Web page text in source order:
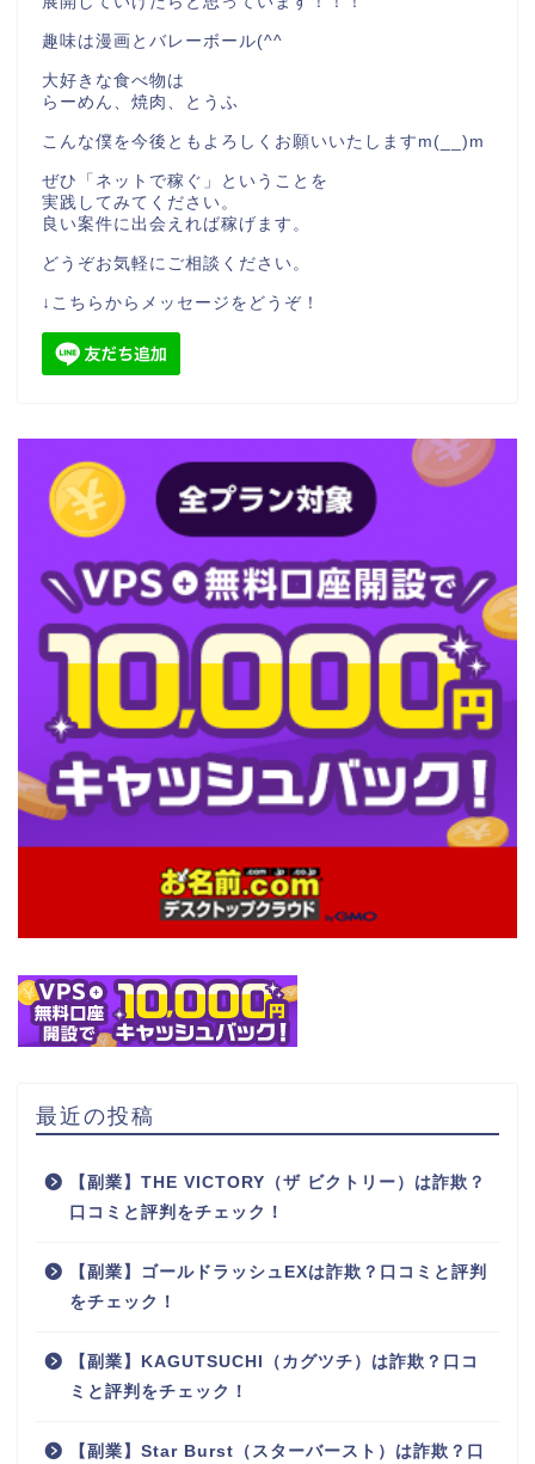
趣味は漫画とバレーボール(^^
大好きな食べ物は
らーめん、焼肉、とうふ
こんな僕を今後ともよろしくお願いいたしますm(__)m
ぜひ「ネットで稼ぐ」ということを
実践してみてください。
良い案件に出会えれば稼げます。
どうぞお気軽にご相談ください。
↓こちらからメッセージをどうぞ！
最近の投稿
【副業】THE VICTORY（ザ ビクトリー）は詐欺？
口コミと評判をチェック！
【副業】ゴールドラッシュEXは詐欺？口コミと評判
をチェック！
【副業】KAGUTSUCHI（カグツチ）は詐欺？口コ
ミと評判をチェック！
【副業】Star Burst（スターバースト）は詐欺？口